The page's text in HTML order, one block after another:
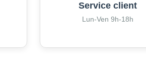
Service client
Lun-Ven 9h-18h